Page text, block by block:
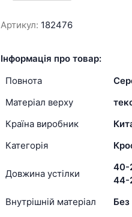
Артикул: 182476
Інформація про товар:
Повнота
Матеріал верху
Країна виробник
Категорія
Довжина устілки
40-
44-
Внутрішній матеріал
Без